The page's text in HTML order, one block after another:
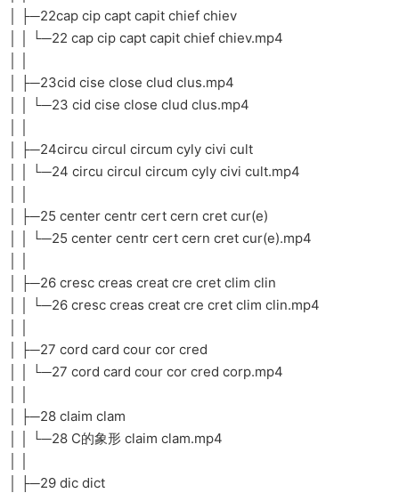
│ ├─22cap cip capt capit chief chiev
│ │ └─22 cap cip capt capit chief chiev.mp4
│ ├─23cid cise close clud clus.mp4
│ │ └─23 cid cise close clud clus.mp4
│ ├─24circu circul circum cyly civi cult
│ │ └─24 circu circul circum cyly civi cult.mp4
│ ├─25 center centr cert cern cret cur(e)
│ │ └─25 center centr cert cern cret cur(e).mp4
│ ├─26 cresc creas creat cre cret clim clin
│ │ └─26 cresc creas creat cre cret clim clin.mp4
│ ├─27 cord card cour cor cred
│ │ └─27 cord card cour cor cred corp.mp4
│ ├─28 claim clam
│ │ └─28 C的象形 claim clam.mp4
│ ├─29 dic dict